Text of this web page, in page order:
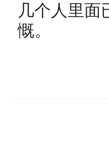
几个人里面
慨。